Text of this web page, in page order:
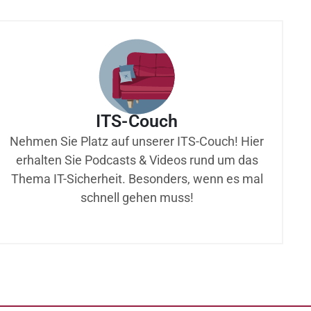
ITS-Couch
Nehmen Sie Platz auf unserer ITS-Couch! Hier
erhalten Sie Podcasts & Videos rund um das
Thema IT-Sicherheit. Besonders, wenn es mal
schnell gehen muss!